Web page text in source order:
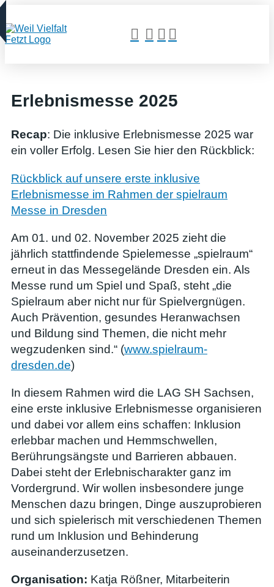
Erlebnismesse 2025
Recap: Die inklusive Erlebnismesse 2025 war
ein voller Erfolg. Lesen Sie hier den Rückblick:
Rückblick auf unsere erste inklusive
Erlebnismesse im Rahmen der spielraum
Messe in Dresden
Am 01. und 02. November 2025 zieht die
jährlich stattfindende Spielemesse „spielraum“
erneut in das Messegelände Dresden ein. Als
Messe rund um Spiel und Spaß, steht „die
Spielraum aber nicht nur für Spielvergnügen.
Auch Prävention, gesundes Heranwachsen
und Bildung sind Themen, die nicht mehr
wegzudenken sind.“ (www.spielraum-
dresden.de)
In diesem Rahmen wird die LAG SH Sachsen,
eine erste inklusive Erlebnismesse organisieren
und dabei vor allem eins schaffen: Inklusion
erlebbar machen und Hemmschwellen,
Berührungsängste und Barrieren abbauen.
Dabei steht der Erlebnischarakter ganz im
Vordergrund. Wir wollen insbesondere junge
Menschen dazu bringen, Dinge auszuprobieren
und sich spielerisch mit verschiedenen Themen
rund um Inklusion und Behinderung
auseinanderzusetzen.
Organisation: Katja Rößner, Mitarbeiterin